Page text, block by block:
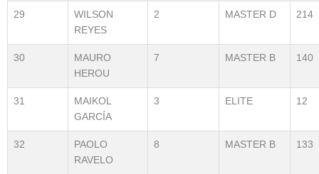
29
WILSON
REYES
2 MASTER D 214
30
MAURO
HEROU
7 MASTER B 140
31
MAIKOL
GARCÍA
3 ELITE 12
32
PAOLO
RAVELO
8 MASTER B 133